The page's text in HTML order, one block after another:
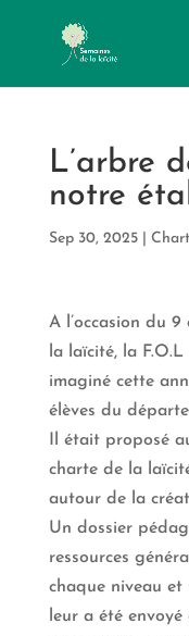
L’arbre
notre
Sep 30, 2025|
A l’occasion du
la laïcité, la
imaginé cette
élèves du
Il était proposé
charte de la
autour de la
Un dossier
ressources
chaque niveau et
leur a été